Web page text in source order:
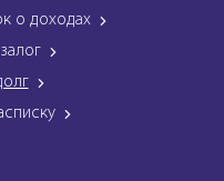
о доходах